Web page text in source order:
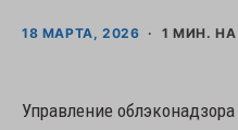
18 МАРТА, 2026 1 МИН. НА
Управление